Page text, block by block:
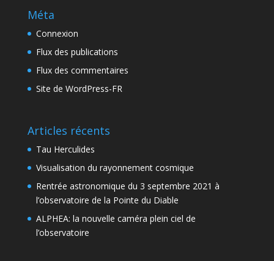
Méta
Connexion
Flux des publications
Flux des commentaires
Site de WordPress-FR
Articles récents
Tau Herculides
Visualisation du rayonnement cosmique
Rentrée astronomique du 3 septembre 2021 à
l’observatoire de la Pointe du Diable
ALPHEA: la nouvelle caméra plein ciel de
l’observatoire